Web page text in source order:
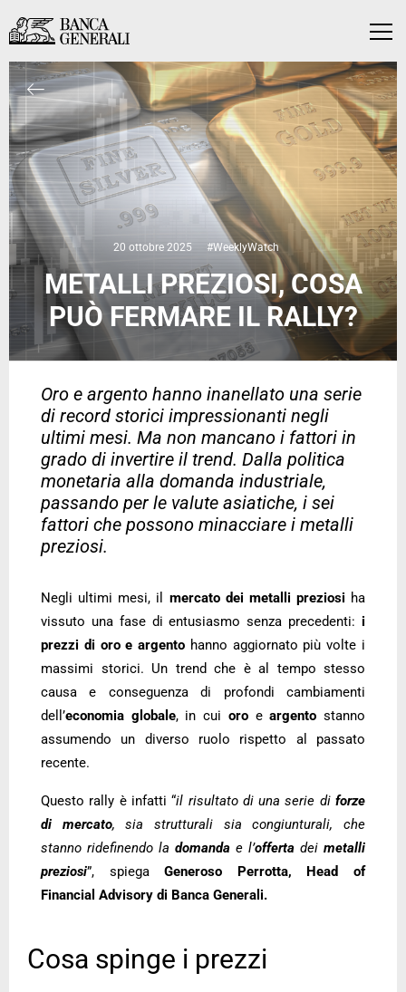
Vai al contenuto principale
Menu
Vai al contenuto principale
20 ottobre 2025 #WeeklyWatch
METALLI PREZIOSI, COSA
PUÒ FERMARE IL RALLY?
Oro e argento hanno inanellato una serie
di record storici impressionanti negli
ultimi mesi. Ma non mancano i fattori in
grado di invertire il trend. Dalla politica
monetaria alla domanda industriale,
passando per le valute asiatiche, i sei
fattori che possono minacciare i metalli
preziosi.
Negli ultimi mesi, il mercato dei metalli preziosi ha
vissuto una fase di entusiasmo senza precedenti: i
prezzi di oro e argento hanno aggiornato più volte i
massimi storici. Un trend che è al tempo stesso
causa e conseguenza di profondi cambiamenti
dell’economia globale, in cui oroeargento stanno
assumendo un diverso ruolo rispetto al passato
recente.
Questo rally è infatti “il risultato di una serie diforze
di mercato, sia strutturali sia congiunturali, che
stanno ridefinendo la domanda e l’offerta dei metalli
preziosi”, spiegaGeneroso Perrotta, Head of
Financial Advisory di Banca Generali.
Cosa spinge i prezzi